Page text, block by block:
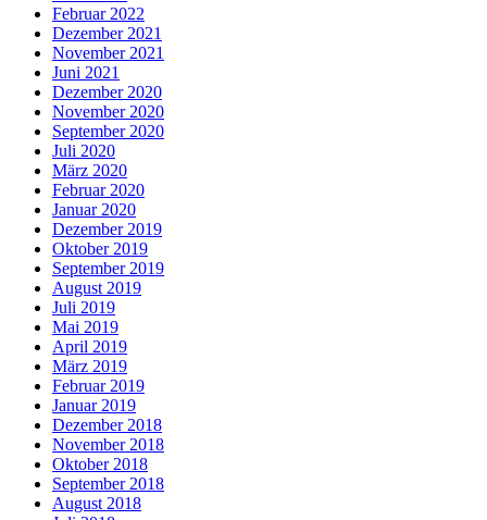
Februar 2022
Dezember 2021
November 2021
Juni 2021
Dezember 2020
November 2020
September 2020
Juli 2020
März 2020
Februar 2020
Januar 2020
Dezember 2019
Oktober 2019
September 2019
August 2019
Juli 2019
Mai 2019
April 2019
März 2019
Februar 2019
Januar 2019
Dezember 2018
November 2018
Oktober 2018
September 2018
August 2018